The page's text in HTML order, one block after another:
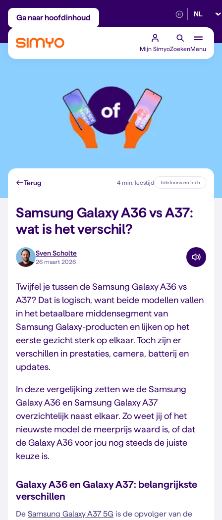
Ga naar hoofdinhoud
Maandelijks aanpasbaar Betrouwbaar
Mijn SimyoZoekenMenu
Terug 4 min. leestijd Telefoons en tech
Samsung Galaxy A36 vs A37:
wat is het verschil?
Sven Scholte
26 maart 2026
Twijfel je tussen de Samsung Galaxy A36 vs
A37? Dat is logisch, want beide modellen vallen
in het betaalbare middensegment van
Samsung Galaxy-producten en lijken op het
eerste gezicht sterk op elkaar. Toch zijn er
verschillen in prestaties, camera, batterij en
updates.
In deze vergelijking zetten we de Samsung
Galaxy A36 en Samsung Galaxy A37
overzichtelijk naast elkaar. Zo weet jij of het
nieuwste model de meerprijs waard is, of dat
de Galaxy A36 voor jou nog steeds de juiste
keuze is.
Galaxy A36 en Galaxy A37: belangrijkste
verschillen
De Samsung Galaxy A37 5G is de opvolger van de